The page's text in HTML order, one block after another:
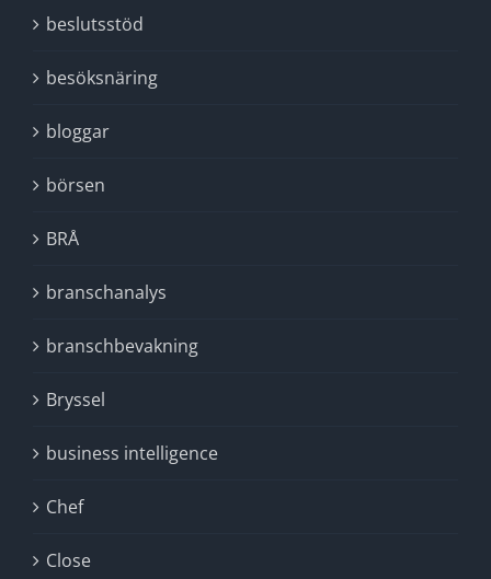
beslutsstöd
besöksnäring
bloggar
börsen
BRÅ
branschanalys
branschbevakning
Bryssel
business intelligence
Chef
Close